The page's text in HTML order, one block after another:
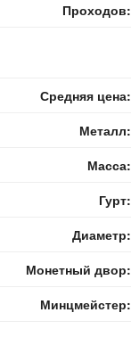
Проходов:
Средняя цена:
Металл:
Масса:
Гурт:
Диаметр:
Монетный двор:
Минцмейстер: